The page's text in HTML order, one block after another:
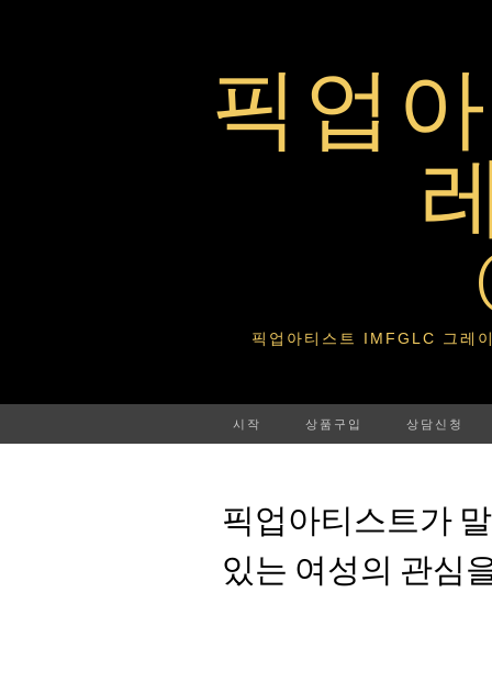
픽업
픽업아티스트 IMFGLC 그
시작 상품구입 상담신청
픽업아티스트가
있는 여성의 관심